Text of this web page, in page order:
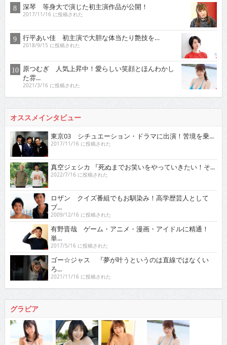
深琴 等身大で演じた初主演作品が公開！
2017/11/16 に投稿された
行平あい佳 初主演で大胆な体当たり艶技を…
2018/9/15 に投稿された
原つむぎ 人気上昇中！愛らしい笑顔とほんわかし
た雰...
2021/3/16 に投稿された
オススメインタビュー
東京03 シチュエーション・ドラマに出演！苦境を乗...
2017/11/16 に投稿された
真空ジェシカ 『死ぬまでお笑いをやっていきたい！そ...
2022/7/16 に投稿された
ロザン クイズ番組でもお馴染み！高学歴芸人として
ブ...
2009/12/16 に投稿された
有野晋哉 ゲーム・アニメ・漫画・アイドルに精通！
単...
2017/5/16 に投稿された
ゴー☆ジャス 『夢が叶うというのは直線ではなくい
ろ...
2021/11/16 に投稿された
グラビア